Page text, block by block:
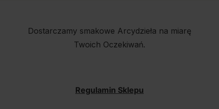
Dostarczamy smakowe Arcydzieła na miarę
Twoich Oczekiwań.
Regulamin Sklepu